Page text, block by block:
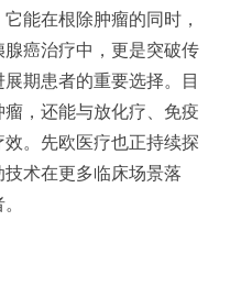
能在根除肿瘤的同时，
癌治疗中，更是突破传
期患者的重要选择。目
，还能与放化疗、免疫
。先欧医疗也正持续探
术在更多临床场景落